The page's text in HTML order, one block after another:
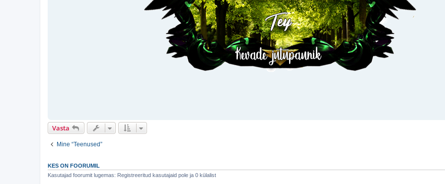
Vasta
Mine “Teenused”
KES ON FOORUMIL
Kasutajad foorumit lugemas: Registreeritud kasutajaid pole ja 0 külalist